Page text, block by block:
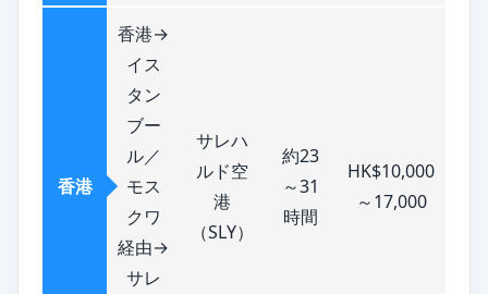
香港
香港→
イス
タン
ブー
ル／
モス
クワ
経由→
サレ
サレハ
ルド空
港
（SLY）
約23
～31
時間
HK$10,000
～17,000